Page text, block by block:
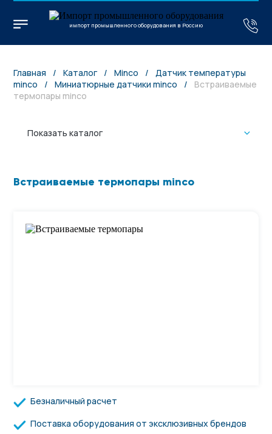
импорт промышленного оборудования в Россию
Главная / Каталог / Minco /
Датчик температуры
minco
/ Миниатюрные датчики minco /
Встраиваемые
термопары minco
Показать каталог
Встраиваемые термопары minco
Безналичный расчет
Поставка оборудования от эксклюзивных брендов